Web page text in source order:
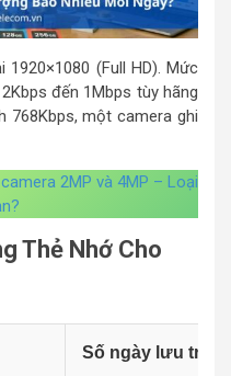
(Full HD). Mức
đến 1Mbps tùy hãng
768Kbps, một camera ghi
2MP và 4MP – Loại
Thẻ Nhớ Cho
Số ngày lưu trữ